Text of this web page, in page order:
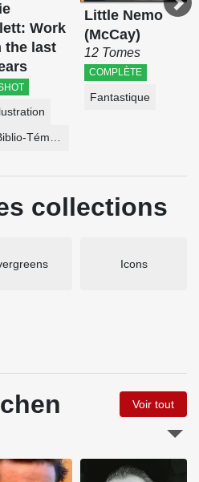
Work
the last
Bio-Biblio-Témoignage
Little Nemo
(McCay)
12 Tomes
COMPLÈTE
Fantastique
collections
Icons
Voir tout